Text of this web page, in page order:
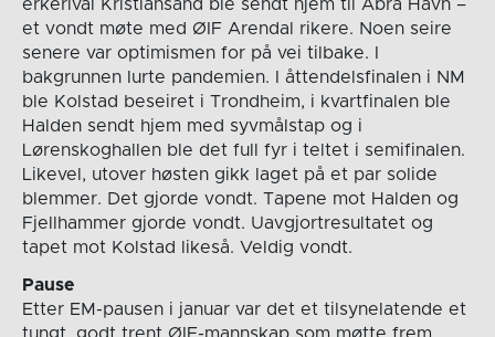
erkerival Kristiansand ble sendt hjem til Abra Havn –
et vondt møte med ØIF Arendal rikere. Noen seire
senere var optimismen for på vei tilbake. I
bakgrunnen lurte pandemien. I åttendelsfinalen i NM
ble Kolstad beseiret i Trondheim, i kvartfinalen ble
Halden sendt hjem med syvmålstap og i
Lørenskoghallen ble det full fyr i teltet i semifinalen.
Likevel, utover høsten gikk laget på et par solide
blemmer. Det gjorde vondt. Tapene mot Halden og
Fjellhammer gjorde vondt. Uavgjortresultatet og
tapet mot Kolstad likeså. Veldig vondt.
Pause
Etter EM-pausen i januar var det et tilsynelatende et
tungt, godt trent ØIF-mannskap som møtte frem.